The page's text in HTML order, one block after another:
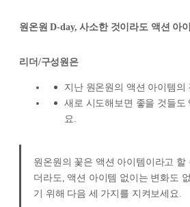
원온원 D-day, 사소한 것이라도 액션 아
리더/구성원은
지난 원온원의 액션 아이템의
새로 시도해보면 좋을 것들
요.
원온원의 꽃은 액션 아이템이라고 할
더라도, 액션 아이템 없이는 변화도
기 위해 다음 세 가지를 지켜보세요.